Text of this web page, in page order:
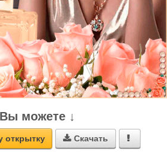
можете ↓
открытку  Скачать 